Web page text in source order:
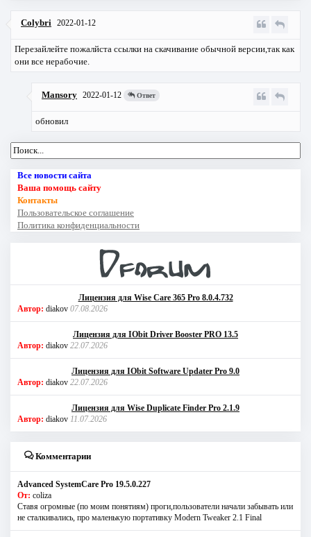
Colybri 2022-01-12
Перезайлейте пожалйста ссылки на скачивание обычной версии,так как
они все нерабочие.
Mansory 2022-01-12 Ответ
обновил
Все новости сайта
Ваша помощь сайту
Контакты
Пользовательское соглашение
Политика конфиденциальности
Лицензия для Wise Care 365 Pro 8.0.4.732
Автор: diakov 07.08.2026
Лицензия для IObit Driver Booster PRO 13.5
Автор: diakov 22.07.2026
Лицензия для IObit Software Updater Pro 9.0
Автор: diakov 22.07.2026
Лицензия для Wise Duplicate Finder Pro 2.1.9
Автор: diakov 11.07.2026
Комментарии
Advanced SystemCare Pro 19.5.0.227
От: coliza
Ставя огромные (по моим понятиям) проги,пользователи начали забывать или
не сталкивались, про маленькую портативку Modern Tweaker 2.1 Final